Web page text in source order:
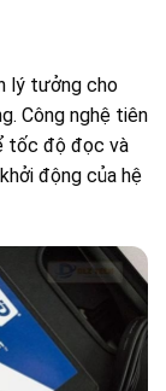
lý tưởng cho
Công nghệ tiên
tốc độ đọc và
động của hệ